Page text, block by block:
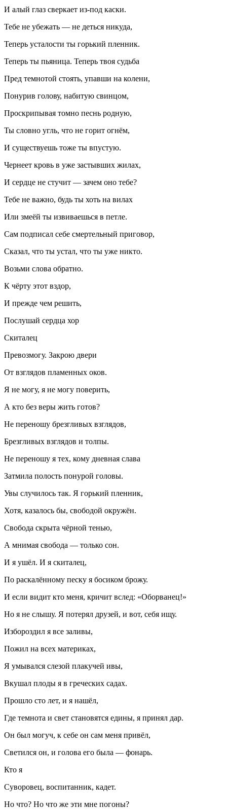
И алый глаз сверкает из-под каски.
Тебе не убежать — не деться никуда,
Теперь усталости ты горький пленник.
Теперь ты пьяница. Теперь твоя судьба
Пред темнотой стоять, упавши на колени,
Понурив голову, набитую свинцом,
Проскрипывая томно песнь родную,
Ты словно угль, что не горит огнём,
И существуешь тоже ты впустую.
Чернеет кровь в уже застывших жилах,
И сердце не стучит — зачем оно тебе?
Тебе не важно, будь ты хоть на вилах
Или змеёй ты извиваешься в петле.
Сам подписал себе смертельный приговор,
Сказал, что ты устал, что ты уже никто.
Возьми слова обратно.
К чёрту этот вздор,
И прежде чем решить,
Послушай сердца хор
Скиталец
Превозмогу. Закрою двери
От взглядов пламенных оков.
Я не могу, я не могу поверить,
А кто без веры жить готов?
Не переношу брезгливых взглядов,
Брезгливых взглядов и толпы.
Не переношу я тех, кому дневная слава
Затмила полость понурой головы.
Увы случилось так. Я горький пленник,
Хотя, казалось бы, свободой окружён.
Свобода скрыта чёрной тенью,
А мнимая свобода — только сон.
И я ушёл. И я скиталец,
По раскалённому песку я босиком брожу.
И если видит кто меня, кричит вслед: «Оборванец!»
Но я не слышу. Я потерял друзей, и вот, себя ищу.
Избороздил я все заливы,
Пожил на всех материках,
Я умывался слезой плакучей ивы,
Вкушал плоды я в греческих садах.
Прошло сто лет, и я нашёл,
Где темнота и свет становятся едины, я принял дар.
Он был могуч, к себе он сам меня привёл,
Светился он, и голова его была — фонарь.
Кто я
Суворовец, воспитанник, кадет.
Но что? Но что же эти мне погоны?